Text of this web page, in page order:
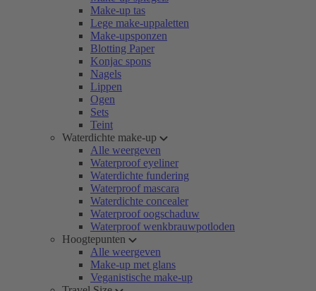
Make-up tas
Lege make-uppaletten
Make-upsponzen
Blotting Paper
Konjac spons
Nagels
Lippen
Ogen
Sets
Teint
Waterdichte make-up
Alle weergeven
Waterproof eyeliner
Waterdichte fundering
Waterproof mascara
Waterdichte concealer
Waterproof oogschaduw
Waterproof wenkbrauwpotloden
Hoogtepunten
Alle weergeven
Make-up met glans
Veganistische make-up